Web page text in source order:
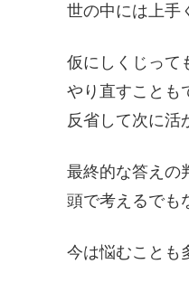
世の中には上手
仮にしくじって
やり直すことも
反省して次に活
最終的な答えの
頭で考えるでも
今は悩むことも